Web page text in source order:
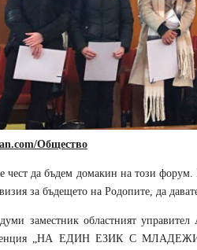
Общество
чест да бъдем домакин на този
за бъдещето на Родопите, да
заместник областният
„НА ЕДИН ЕЗИК С